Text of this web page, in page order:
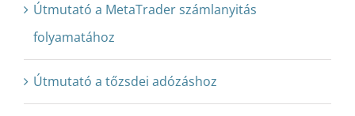
Útmutató a MetaTrader számlanyitás
folyamatához
Útmutató a tőzsdei adózáshoz